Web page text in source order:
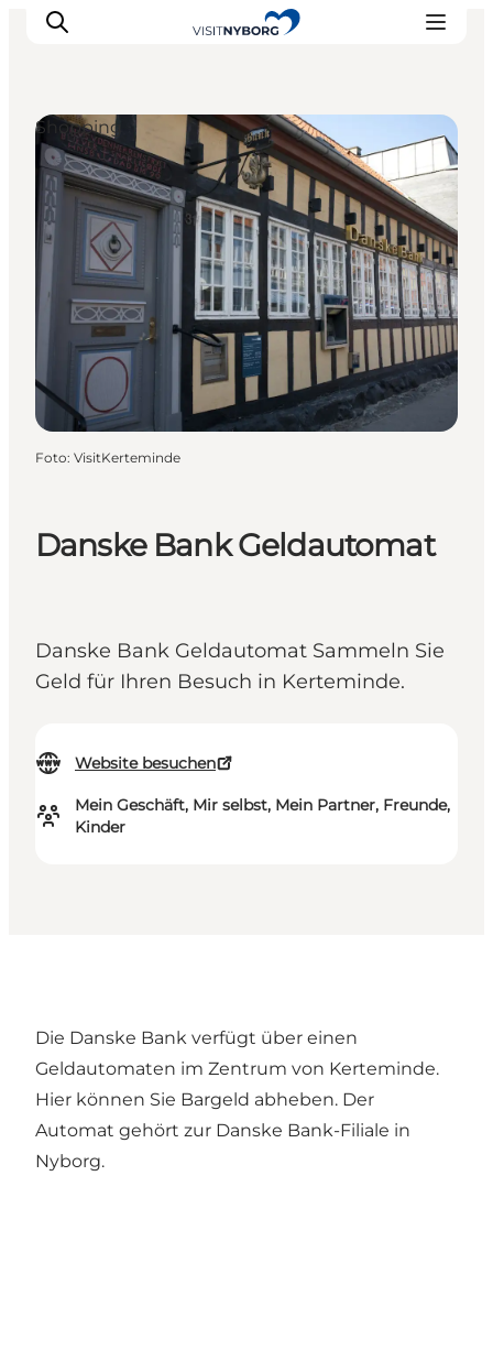
Erlebnisse in Nyborg
Outdoor
Veranstaltungen
Übernachtung
Reiseplanung
Buchen & kaufen
Danske Bank Geldautomat
Danske Bank Geldautomat Sammeln Sie
Geld für Ihren Besuch in Kerteminde.
Website besuchen
Mein Geschäft, Mir selbst, Mein Partner, Freunde,
Kinder
Shopping
Foto: VisitKerteminde
Die Danske Bank verfügt über einen
Geldautomaten im Zentrum von Kerteminde.
Hier können Sie Bargeld abheben. Der
Automat gehört zur Danske Bank-Filiale in
Nyborg.